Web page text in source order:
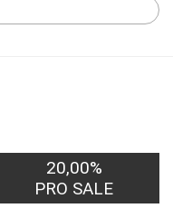
20,00%
PRO SALE